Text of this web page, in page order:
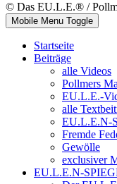
© Das EU.L.E.® /
Mobile Menu Toggle
Startseite
Beiträge
alle Videos
Pollmers
EU.L.E.-
alle
EU.L.E.N-
Fremde
Gewölle
exclusiver
EU.L.E.N-